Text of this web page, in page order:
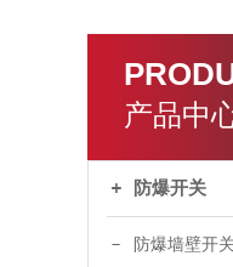
产品中
防爆开关
防爆墙壁开关